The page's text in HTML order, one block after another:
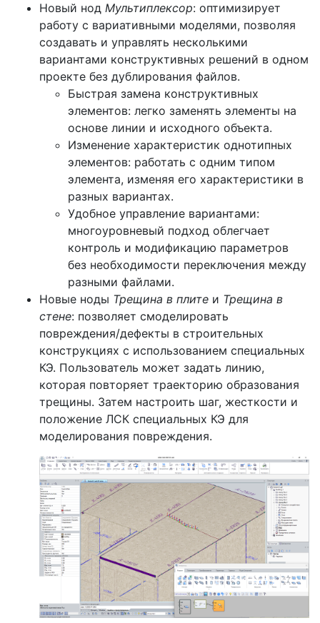
Новый нод Мультиплексор: оптимизирует
работу с вариативными моделями, позволяя
создавать и управлять несколькими
вариантами конструктивных решений в одном
проекте без дублирования файлов.
Быстрая замена конструктивных
элементов: легко заменять элементы на
основе линии и исходного объекта.
Изменение характеристик однотипных
элементов: работать с одним типом
элемента, изменяя его характеристики в
разных вариантах.
Удобное управление вариантами:
многоуровневый подход облегчает
контроль и модификацию параметров
без необходимости переключения между
разными файлами.
Новые ноды Трещина в плите и Трещина в
стене: позволяет смоделировать
повреждения/дефекты в строительных
конструкциях с использованием специальных
КЭ. Пользователь может задать линию,
которая повторяет траекторию образования
трещины. Затем настроить шаг, жесткости и
положение ЛСК специальных КЭ для
моделирования повреждения.